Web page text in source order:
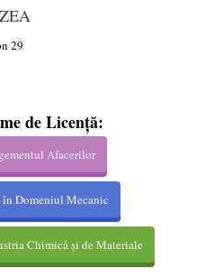
29
de Licență:
Afacerilor
Domeniul Mecanic
Chimică și de Materiale